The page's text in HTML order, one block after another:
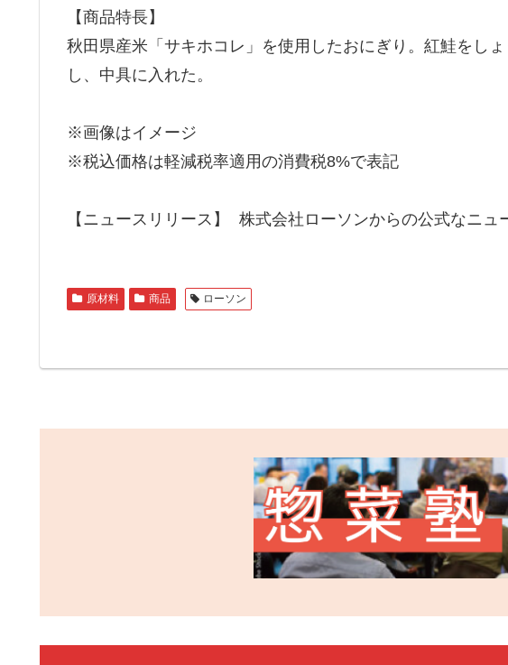
【商品特長】
秋田県産米「サキホコレ」を使用したおにぎり。紅鮭をし
し、中具に入れた。
※画像はイメージ
※税込価格は軽減税率適用の消費税8%で表記
【ニュースリリース】 株式会社ローソンからの公式なニュ
原材料 商品 ローソン